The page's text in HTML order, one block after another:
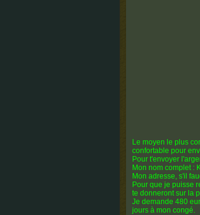
Le moyen le plus
confortable pour
Pour t'envoyer
Mon nom complet :
Mon adresse, s'il
Pour que je puisse
te donneront sur la
Je demande 480
jours à mon congé.